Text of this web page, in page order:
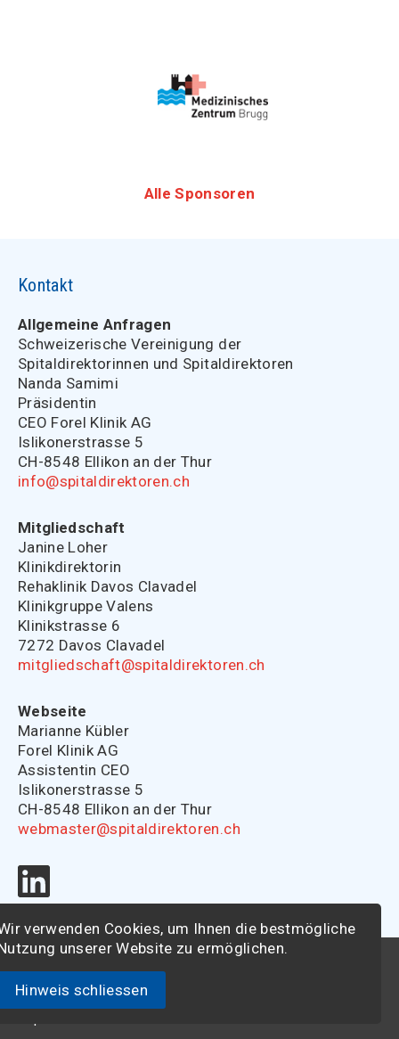
Alle Sponsoren
Kontakt
Allgemeine Anfragen
Schweizerische Vereinigung der
Spitaldirektorinnen und Spitaldirektoren
Nanda Samimi
Präsidentin
CEO Forel Klinik AG
Islikonerstrasse 5
CH-8548 Ellikon an der Thur
info@spitaldirektoren.ch
Mitgliedschaft
Janine Loher
Klinikdirektorin
Rehaklinik Davos Clavadel
Klinikgruppe Valens
Klinikstrasse 6
7272 Davos Clavadel
mitgliedschaft@spitaldirektoren.ch
Webseite
Marianne Kübler
Forel Klinik AG
Assistentin CEO
Islikonerstrasse 5
CH-8548 Ellikon an der Thur
webmaster@spitaldirektoren.ch
© 2026 - Schweizerische Vereinigung der
Spitaldirektoren
verwenden Cookies, um Ihnen die bestmögliche
unserer Website zu ermöglichen.
Hinweis schliessen